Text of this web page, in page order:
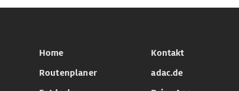
Home
Routenplaner
Kontakt
adac.de